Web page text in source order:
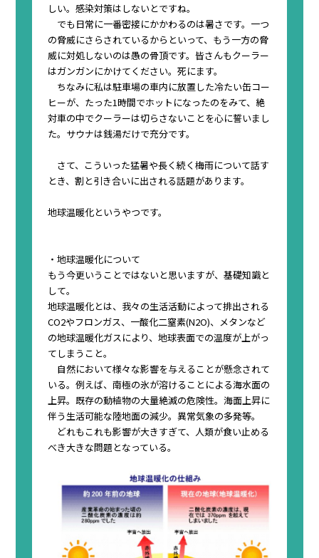
しい。感染対策はしないとですね。
でも日常に一番密接にかかわるのは暑さです。 一つ
の脅威にさらされているからといって、もう一方の脅
威に対処しないのは愚の骨頂です。皆さんもクーラー
はガンガンにかけてください。死にます。
ちなみに私は駐車場の車内に放置した冷たい缶コー
ヒーが、たった1時間でホットになったのをみて、絶
対車の中でクーラーは切らさないことを心に誓いまし
た。サウナは銭湯だけで充分です。
さて、こういった猛暑や長く続く梅雨について話す
とき、割と引き合いに出される話題があります。
地球温暖化というやつです。
・地球温暖化について
もう今更いうことではないと思いますが、基礎知識と
して。
地球温暖化とは、我々の生活活動によって排出される
CO2やフロンガス、一酸化二窒素(N2O)、メタンなど
の地球温暖化ガスにより、地球表面での温度が上がっ
てしまうこと。
自然において様々な影響を与えることが懸念されて
いる。例えば、南極の氷が溶けることによる海水面の
上昇。既存の動植物の大量絶滅の危険性。海面上昇に
伴う生活可能な陸地面の減少。異常気象の多発等。
どれもこれも影響が大きすぎて、人類が食い止める
べき大きな問題となっている。